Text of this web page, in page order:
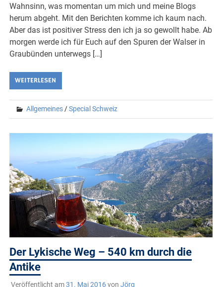
Wahnsinn, was momentan um mich und meine Blogs
herum abgeht. Mit den Berichten komme ich kaum nach.
Aber das ist positiver Stress den ich ja so gewollt habe. Ab
morgen werde ich für Euch auf den Spuren der Walser in
Graubünden unterwegs […]
WEITERLESEN
Allgemeines /Special Schweiz
Der Lykische Weg – 540 km durch die
Antike
Veröffentlicht am31. Mai 2016von Jörg